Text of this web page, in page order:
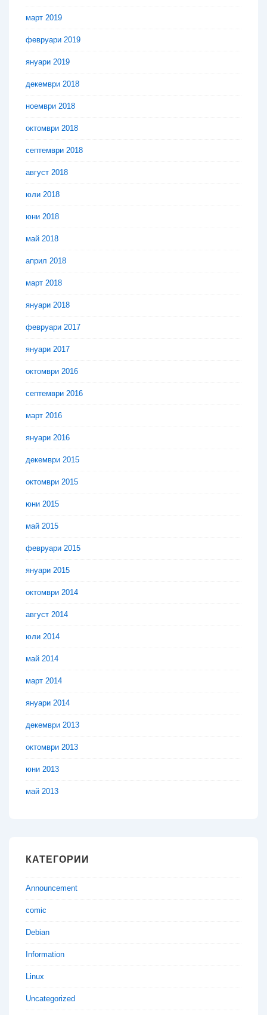
март 2019
февруари 2019
януари 2019
декември 2018
ноември 2018
октомври 2018
септември 2018
август 2018
юли 2018
юни 2018
май 2018
април 2018
март 2018
януари 2018
февруари 2017
януари 2017
октомври 2016
септември 2016
март 2016
януари 2016
декември 2015
октомври 2015
юни 2015
май 2015
февруари 2015
януари 2015
октомври 2014
август 2014
юли 2014
май 2014
март 2014
януари 2014
декември 2013
октомври 2013
юни 2013
май 2013
КАТЕГОРИИ
Announcement
comic
Debian
Information
Linux
Uncategorized